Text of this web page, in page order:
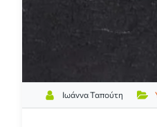
Ιωάννα Ταπούτη